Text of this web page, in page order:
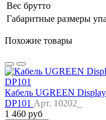
Вес брутто
Габаритные размеры
Похожие товары
Кабель UGREEN
DP101 Арт. 10202_
1 460 руб